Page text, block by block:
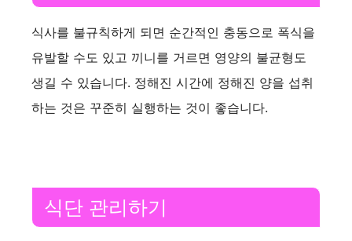
식사를 불규칙하게 되면 순간적인 충동으로 폭식을
유발할 수도 있고 끼니를 거르면 영양의 불균형도
생길 수 있습니다. 정해진 시간에 정해진 양을 섭취
하는 것은 꾸준히 실행하는 것이 좋습니다.
식단 관리하기